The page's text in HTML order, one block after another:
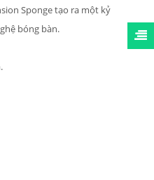
Sponge tạo ra một kỷ
bóng bàn.